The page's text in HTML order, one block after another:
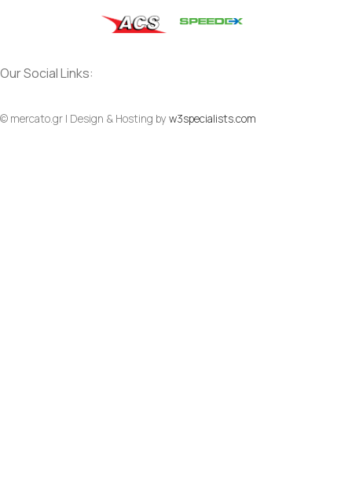
Our Social Links:
© mercato.gr | Design & Hosting by w3specialists.com